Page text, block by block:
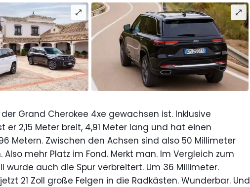
Grand Cherokee 4xe gewachsen ist. Inklusive
er 2,15 Meter breit, 4,91 Meter lang und hat einen
Metern. Zwischen den Achsen sind also 50 Millimeter
Also mehr Platz im Fond. Merkt man. Im Vergleich zum
wurde auch die Spur verbreitert. Um 36 Millimeter.
21 Zoll große Felgen in die Radkästen. Wunderbar. Und